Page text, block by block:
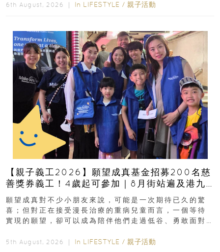
6th August, 2026 ｜ In LIFESTYLE / 親子活動
【親子義工2026】願望成真基金招募200名慈
善獎券義工！4歲起可參加｜8月街站遍及港九
新界
願望成真對不少小朋友來說，可能是一次期待已久的驚
喜；但對正在接受漫長治療的重病兒童而言，一個等待
實現的願望，卻可以成為陪伴他們走過低谷、勇敢面對
5th August, 2026 ｜ In LIFESTYLE / 親子活動